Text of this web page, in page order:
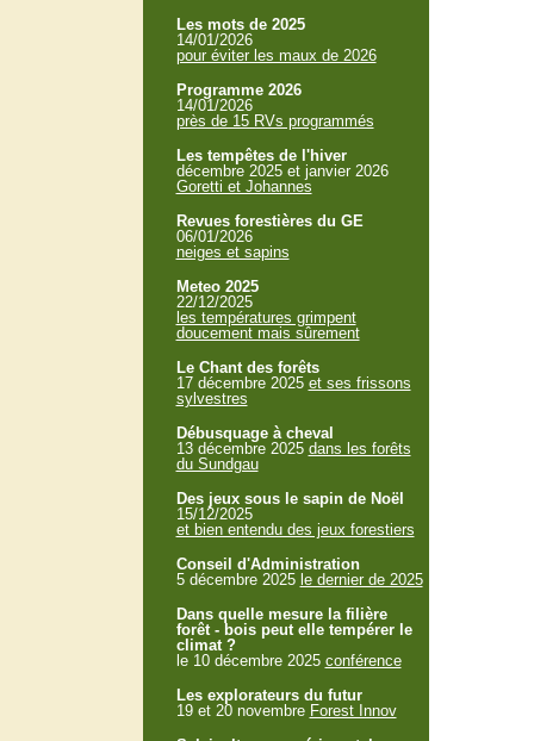
Les mots de 2025
14/01/2026
pour éviter les maux de 2026
Programme 2026
14/01/2026
près de 15 RVs programmés
Les tempêtes de l'hiver
décembre 2025 et janvier 2026
Goretti et Johannes
Revues forestières du GE
06/01/2026
neiges et sapins
Meteo 2025
22/12/2025
les températures grimpent
doucement mais sûrement
Le Chant des forêts
17 décembre 2025 et ses frissons
sylvestres
Débusquage à cheval
13 décembre 2025 dans les forêts
du Sundgau
Des jeux sous le sapin de Noël
15/12/2025
et bien entendu des jeux forestiers
Conseil d'Administration
5 décembre 2025 le dernier de 2025
Dans quelle mesure la filière
forêt - bois peut elle tempérer le
climat ?
le 10 décembre 2025 conférence
Les explorateurs du futur
19 et 20 novembre Forest Innov